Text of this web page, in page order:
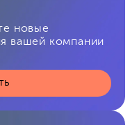
новые
вашей компании